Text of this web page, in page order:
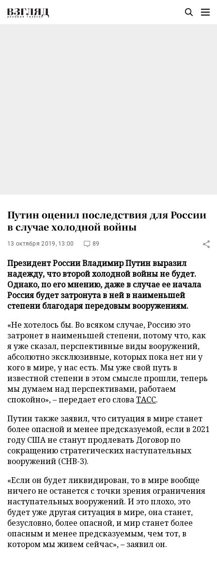
Путин оценил последствия для России
в случае холодной войны
13 октября 2019, 13:00 89
Президент России Владимир Путин выразил
надежду, что второй холодной войны не будет.
Однако, по его мнению, даже в случае ее начала
Россия будет затронута в ней в наименьшей
степени благодаря передовым вооружениям.
«Не хотелось бы. Во всяком случае, Россию это
затронет в наименьшей степени, потому что, как
я уже сказал, перспективные виды вооружений,
абсолютно эксклюзивные, которых пока нет ни у
кого в мире, у нас есть. Мы уже свой путь в
известной степени в этом смысле прошли, теперь
мы думаем над перспективами, работаем
спокойно», – передает его словаТАСС.
Путин также заявил, что ситуация в мире станет
более опасной и менее предсказуемой, если в 2021
году США не станут продлевать Договор по
сокращению стратегических наступательных
вооружений (СНВ-3).
«Если он будет ликвидирован, то в мире вообще
ничего не останется с точки зрения ограничения
наступательных вооружений. И это плохо, это
будет уже другая ситуация в мире, она станет,
безусловно, более опасной, и мир станет более
опасным и менее предсказуемым, чем тот, в
котором мы живем сейчас», – заявил он.